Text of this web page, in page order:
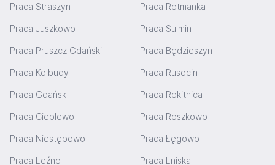
Praca Straszyn Praca Rotmanka
Praca Juszkowo Praca Sulmin
Praca Pruszcz Gdański Praca Będzieszyn
Praca Kolbudy Praca Rusocin
Praca Gdańsk Praca Rokitnica
Praca Cieplewo Praca Roszkowo
Praca Niestępowo Praca Łęgowo
Praca Leźno Praca Lniska